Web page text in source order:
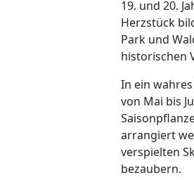
19. und 20.
Herzstück
Park und
historischen
In ein
von Mai bis
arrangiert
verspielten
bezaubern.